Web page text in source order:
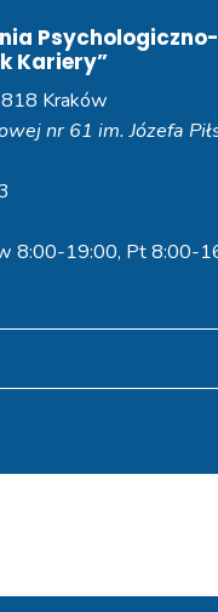
Kariery”
Kraków
nr 61 im. Józefa
8:00-19:00, Pt 8:00-